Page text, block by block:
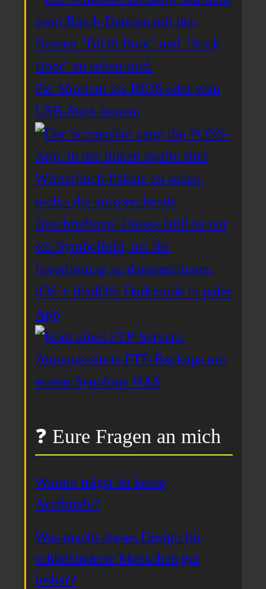
Per Shortcut ins BIOS oder vom
USB-Stick booten
iOS + iPadOS: Darkmode in jeder
App
Automatisierte FTP-Backups mit
einem Synology NAS
❓ Eure Fragen an mich
Warum trägst du keine
Armbinde?
Was macht dieses Design für
sehbehinderte Menschen gut
lesbar?